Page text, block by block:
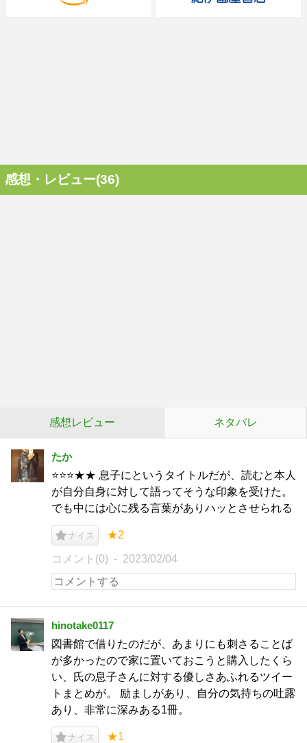
感想・レビュー(36)
感想レビュー ネタバレ
たか
⭐️⭐️⭐️★★ 息子にというタイトルだが、読むと本人
が自分自身に対して語ってそうな印象を受けた。
でも中には心に残る言葉がありハッとさせられる
ナイス ★2
コメント(0) 2023/02/04
hinotake0117
図書館で借りたのだが、あまりにも刺さることば
が多かったので家に置いておこうと購入したくら
い、氏の息子さんに対する優しさあふれるツイー
トまとめが。 励ましがあり、自分の気持ちの吐露
あり、非常に深みある1冊。
ナイス ★1